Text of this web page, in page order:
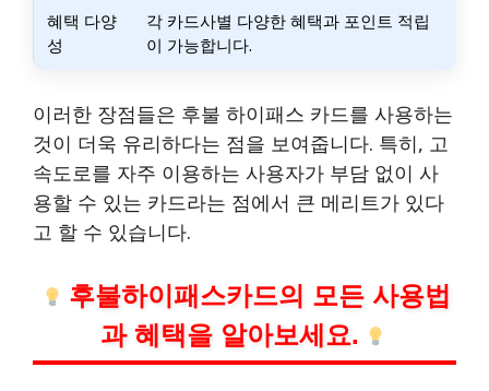
혜택 다양
성
각 카드사별 다양한 혜택과 포인트 적립
이 가능합니다.
이러한 장점들은 후불 하이패스 카드를 사용하는
것이 더욱 유리하다는 점을 보여줍니다. 특히, 고
속도로를 자주 이용하는 사용자가 부담 없이 사
용할 수 있는 카드라는 점에서 큰 메리트가 있다
고 할 수 있습니다.
후불하이패스카드의 모든 사용법
과 혜택을 알아보세요.